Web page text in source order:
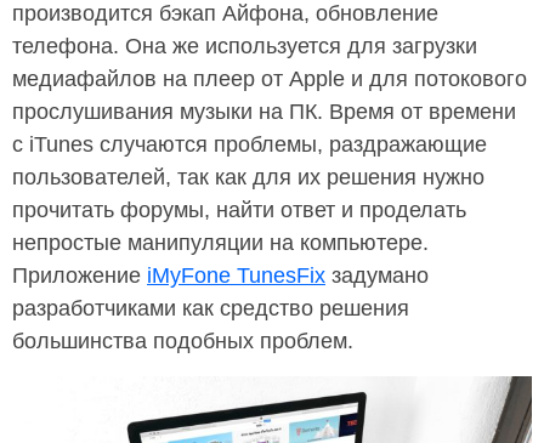
производится бэкап Айфона, обновление
телефона. Она же используется для загрузки
медиафайлов на плеер от Apple и для потокового
прослушивания музыки на ПК. Время от времени
с iTunes случаются проблемы, раздражающие
пользователей, так как для их решения нужно
прочитать форумы, найти ответ и проделать
непростые манипуляции на компьютере.
Приложение iMyFone TunesFix задумано
разработчиками как средство решения
большинства подобных проблем.